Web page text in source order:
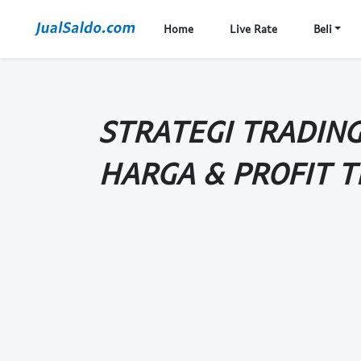
Home Live Rate Beli
STRATEGI
HARGA & PROFIT